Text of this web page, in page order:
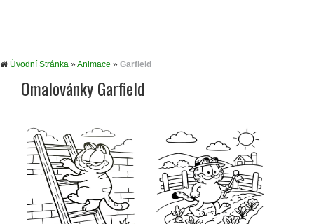
Úvodní Stránka »Animace » Garfield
Omalovánky Garfield